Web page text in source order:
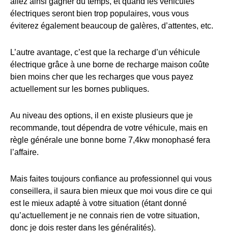
électriques seront bien trop populaires, vous vous
éviterez également beaucoup de galères, d’attentes, etc.
L’autre avantage, c’est que la recharge d’un véhicule
électrique grâce à une borne de recharge maison coûte
bien moins cher que les recharges que vous payez
actuellement sur les bornes publiques.
Au niveau des options, il en existe plusieurs que je
recommande, tout dépendra de votre véhicule, mais en
règle générale une bonne borne 7,4kw monophasé fera
l’affaire.
Mais faites toujours confiance au professionnel qui vous
conseillera, il saura bien mieux que moi vous dire ce qui
est le mieux adapté à votre situation (étant donné
qu’actuellement je ne connais rien de votre situation,
donc je dois rester dans les généralités).